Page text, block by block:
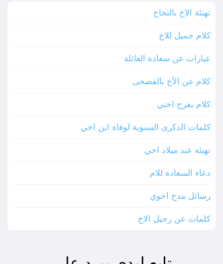
تهنئة الاخ بالنجاح
كلام جميل للاخ
عبارات عن سعادة العائلة
كلام عن الأخ بالفصحى
كلام يفرح اختي
كلمات الذكرى السنوية لوفاة ابن اخي
تهنئة عيد ميلاد اخي
دعاء السعادة للام
رسائل مدح اخوي
كلمات عن رحيل الاخ